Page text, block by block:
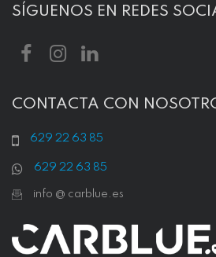
SÍGUENOS EN REDES
CONTACTA CON
629 22 63 85
629 22 63 85
info @ carblue.es